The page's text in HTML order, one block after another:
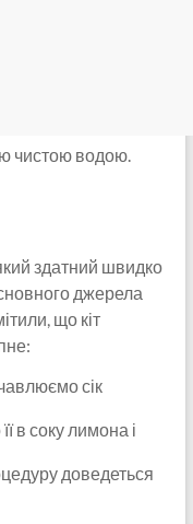
чистою водою.
здатний швидко
джерела
що кіт
сік
в соку лимона і
доведеться